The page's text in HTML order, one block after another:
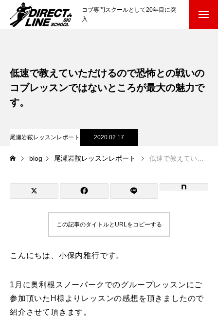
コブ専門スクールとして20年目に突
入
参加までの流れ
参加費のお支払い
各会場の集合場所
スキー場から選ぶ Ski Area
鷲ヶ岳＆高鷲スノーパーク
宮城山形
岩手高原
白馬五竜FA
低速で教えていただけるので恐怖との戦いの
コブレッスンではないところが最大の魅力で
す。
尾瀬岩鞍レッスンレポート 2020.02.17
blog 尾瀬岩鞍レッスンレポート 低速で教えていただけるので恐怖との戦いのコブレッスンではないところが最大の魅力です。
この記事のタイトルとURLをコピーする
こんにちは、小保内雅行です。
1月に奥利根スノーパークでのグループレッスンにご
参加頂いたH様よりレッスンの感想を頂きましたので
紹介させて頂きます。